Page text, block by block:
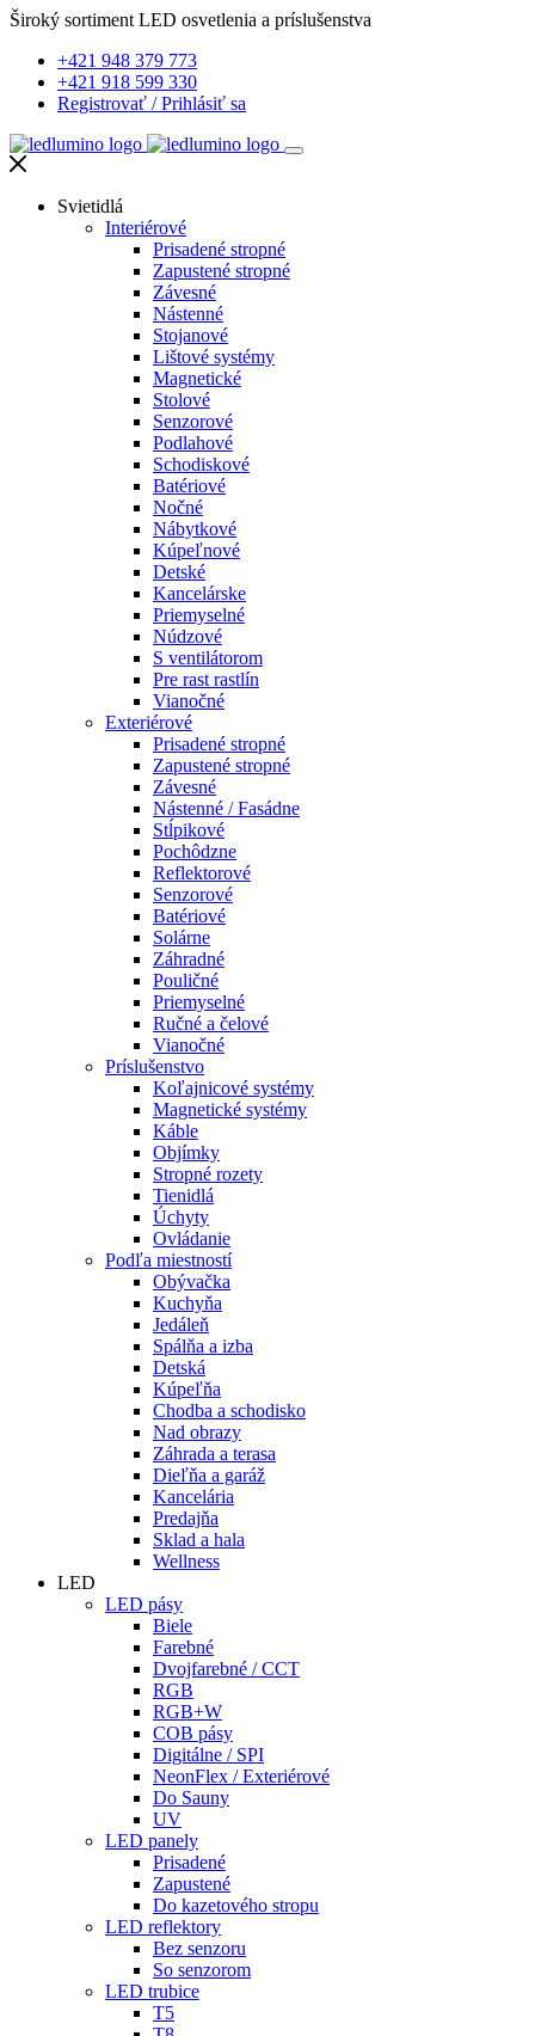
Široký sortiment LED osvetlenia a príslušenstva
+421 948 379 773
+421 918 599 330
Registrovať /Prihlásiť sa
Svietidlá
Interiérové
Prisadené stropné
Zapustené stropné
Závesné
Nástenné
Stojanové
Lištové systémy
Magnetické
Stolové
Senzorové
Podlahové
Schodiskové
Batériové
Nočné
Nábytkové
Kúpeľnové
Detské
Kancelárske
Priemyselné
Núdzové
S ventilátorom
Pre rast rastlín
Vianočné
Exteriérové
Prisadené stropné
Zapustené stropné
Závesné
Nástenné / Fasádne
Stĺpikové
Pochôdzne
Reflektorové
Senzorové
Batériové
Solárne
Záhradné
Pouličné
Priemyselné
Ručné a čelové
Vianočné
Príslušenstvo
Koľajnicové systémy
Magnetické systémy
Káble
Objímky
Stropné rozety
Tienidlá
Úchyty
Ovládanie
Podľa miestností
Obývačka
Kuchyňa
Jedáleň
Spálňa a izba
Detská
Kúpeľňa
Chodba a schodisko
Nad obrazy
Záhrada a terasa
Dieľňa a garáž
Kancelária
Predajňa
Sklad a hala
Wellness
LED
LED pásy
Biele
Farebné
Dvojfarebné / CCT
RGB
RGB+W
COB pásy
Digitálne / SPI
NeonFlex / Exteriérové
Do Sauny
UV
LED panely
Prisadené
Zapustené
Do kazetového stropu
LED reflektory
Bez senzoru
So senzorom
LED trubice
T5